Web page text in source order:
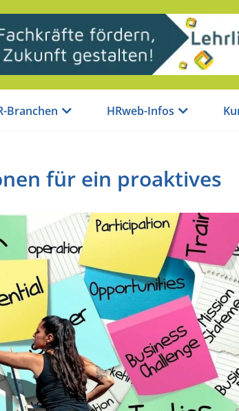
Branchen HRweb-Infos
für ein proaktives